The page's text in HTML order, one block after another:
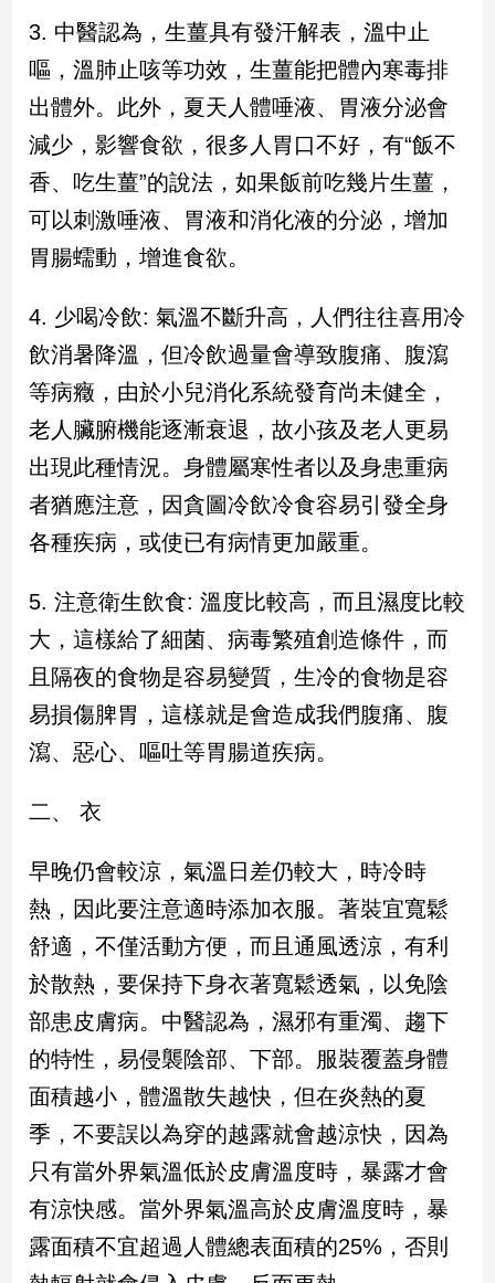
流
行/
時
尚
追
生
活
建
築/
室
內
設
計
旅
遊/
美
食
座/
理
消
費
健
康/
子/
藝
術
／
文
創
電
影
推
薦
科
遊
戲
運
動
3. 中醫認為，生薑具有發汗解表，溫中止
嘔，溫肺止咳等功效，生薑能把體內寒毒排
出體外。此外，夏天人體唾液、胃液分泌會
減少，影響食欲，很多人胃口不好，有“飯不
香、吃生薑”的說法，如果飯前吃幾片生薑，
可以刺激唾液、胃液和消化液的分泌，增加
胃腸蠕動，增進食欲。
4. 少喝冷飲: 氣溫不斷升高，人們往往喜用冷
飲消暑降溫，但冷飲過量會導致腹痛、腹瀉
等病癥，由於小兒消化系統發育尚未健全，
老人臟腑機能逐漸衰退，故小孩及老人更易
出現此種情況。身體屬寒性者以及身患重病
者猶應注意，因貪圖冷飲冷食容易引發全身
各種疾病，或使已有病情更加嚴重。
5. 注意衛生飲食: 溫度比較高，而且濕度比較
大，這樣給了細菌、病毒繁殖創造條件，而
且隔夜的食物是容易變質，生冷的食物是容
易損傷脾胃，這樣就是會造成我們腹痛、腹
瀉、惡心、嘔吐等胃腸道疾病。
二、 衣
早晚仍會較涼，氣溫日差仍較大，時冷時
熱，因此要注意適時添加衣服。著裝宜寬鬆
舒適，不僅活動方便，而且通風透涼，有利
於散熱，要保持下身衣著寬鬆透氣，以免陰
部患皮膚病。中醫認為，濕邪有重濁、趨下
的特性，易侵襲陰部、下部。服裝覆蓋身體
面積越小，體溫散失越快，但在炎熱的夏
季，不要誤以為穿的越露就會越涼快，因為
只有當外界氣溫低於皮膚溫度時，暴露才會
有涼快感。當外界氣溫高於皮膚溫度時，暴
露面積不宜超過人體總表面積的25%，否則